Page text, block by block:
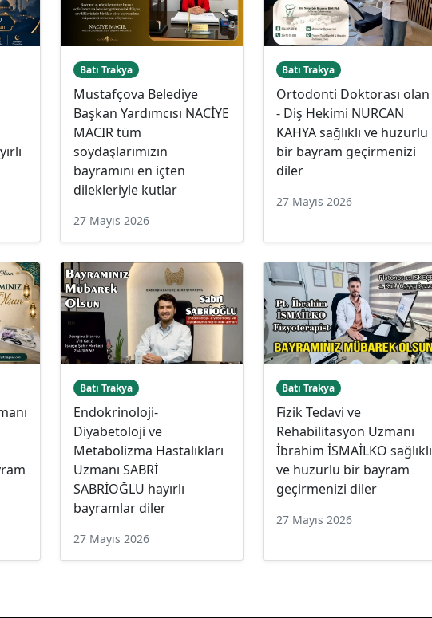
Batı Trakya
Mustafçova Belediye
Başkan Yardımcısı NACİYE
MACIR tüm
soydaşlarımızın
bayramını en içten
dilekleriyle kutlar
27 Mayıs 2026
Batı Trakya
Ortodonti Doktorası olan
- Diş Hekimi NURCAN
KAHYA sağlıklı ve huzurlu
bir bayram geçirmenizi
diler
27 Mayıs 2026
Batı Trakya
Endokrinoloji-
Diyabetoloji ve
Metabolizma Hastalıkları
Uzmanı SABRİ
SABRİOĞLU hayırlı
bayramlar diler
27 Mayıs 2026
Batı Trakya
Fizik Tedavi ve
Rehabilitasyon Uzmanı
İbrahim İSMAİLKO sağlıklı
ve huzurlu bir bayram
geçirmenizi diler
27 Mayıs 2026